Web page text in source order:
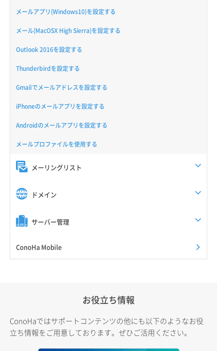
メールアプリ(Windows10)を設定する
メール(MacOSX High Sierra)を設定する
Outlook 2016を設定する
Thunderbirdを設定する
Gmailでメールアドレスを設定する
iPhoneのメールアプリを設定する
Androidのメールアプリを設定する
メールプロファイルを使用する
メーリングリスト
ドメイン
サーバー管理
ConoHa Mobile
お役立ち情報
ConoHaではサポートコンテンツの他にも以下のようなお役
立ち情報をご用意しております。ぜひご活用ください。